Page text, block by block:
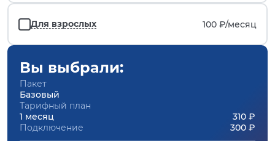
Для взрослых 100 ₽/месяц
Вы выбрали:
Пакет
Базовый
Тарифный план
1 месяц
310 ₽
Подключение
300 ₽